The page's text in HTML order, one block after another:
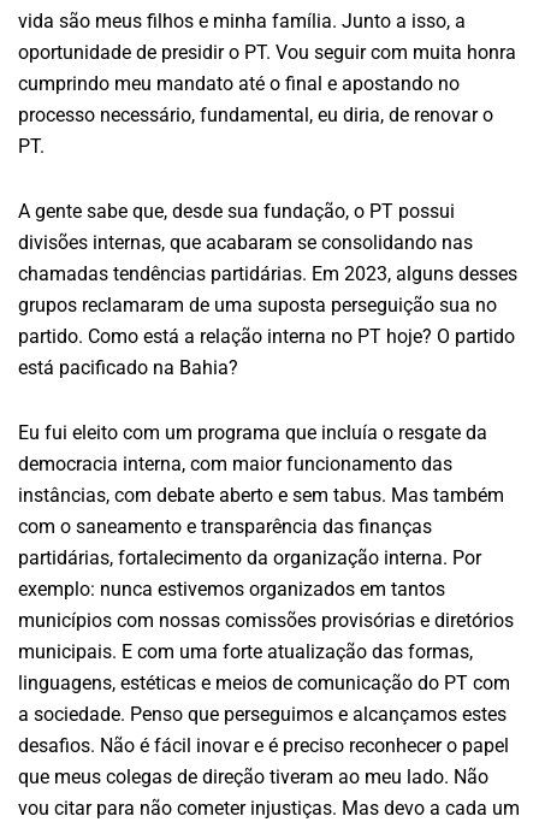
vida são meus filhos e minha família. Junto a isso, a
oportunidade de presidir o PT. Vou seguir com muita honra
cumprindo meu mandato até o final e apostando no
processo necessário, fundamental, eu diria, de renovar o
PT.
A gente sabe que, desde sua fundação, o PT possui
divisões internas, que acabaram se consolidando nas
chamadas tendências partidárias. Em 2023, alguns desses
grupos reclamaram de uma suposta perseguição sua no
partido. Como está a relação interna no PT hoje? O partido
está pacificado na Bahia?
Eu fui eleito com um programa que incluía o resgate da
democracia interna, com maior funcionamento das
instâncias, com debate aberto e sem tabus. Mas também
com o saneamento e transparência das finanças
partidárias, fortalecimento da organização interna. Por
exemplo: nunca estivemos organizados em tantos
municípios com nossas comissões provisórias e diretórios
municipais. E com uma forte atualização das formas,
linguagens, estéticas e meios de comunicação do PT com
a sociedade. Penso que perseguimos e alcançamos estes
desafios. Não é fácil inovar e é preciso reconhecer o papel
que meus colegas de direção tiveram ao meu lado. Não
vou citar para não cometer injustiças. Mas devo a cada um